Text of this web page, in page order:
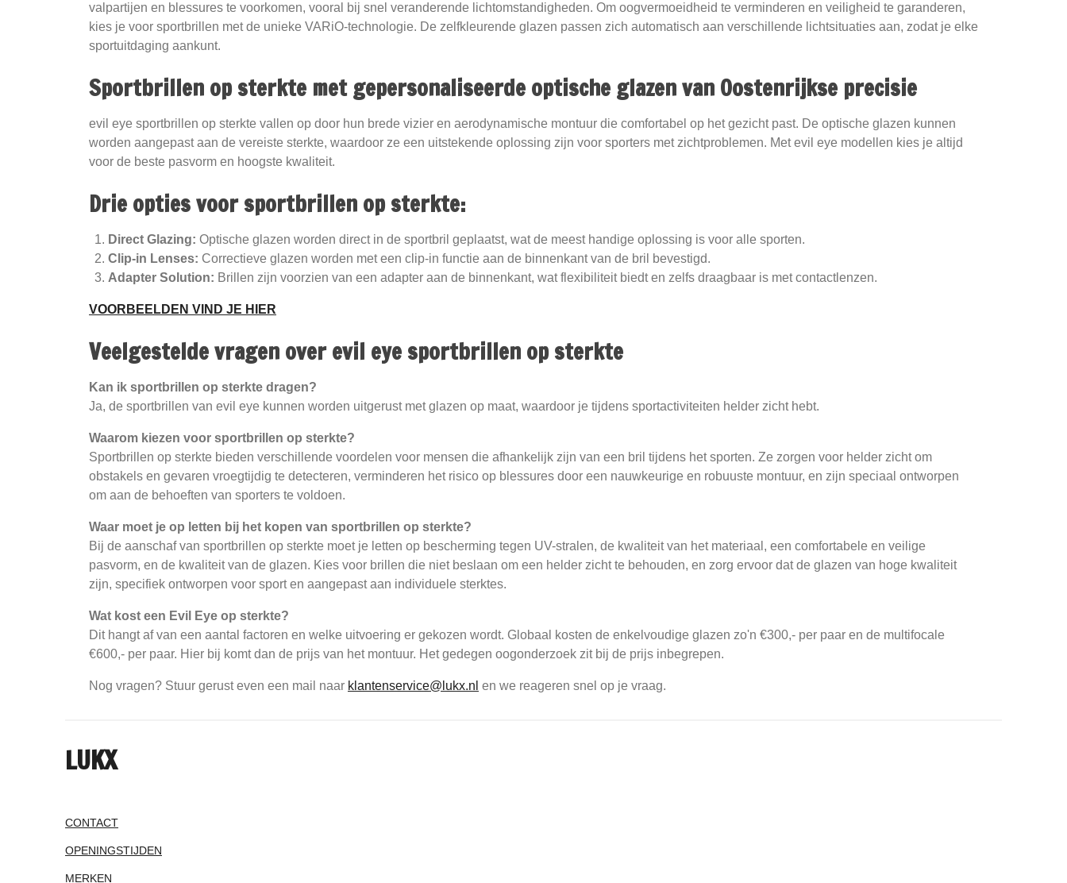
valpartijen en blessures te voorkomen, vooral bij snel veranderende lichtomstandigheden. Om oogvermoeidheid te verminderen en veiligheid te garanderen,
kies je voor sportbrillen met de unieke VARiO-technologie. De zelfkleurende glazen passen zich automatisch aan verschillende lichtsituaties aan, zodat je elke
sportuitdaging aankunt.
Sportbrillen op sterkte met gepersonaliseerde optische glazen van Oostenrijkse precisie
evil eye sportbrillen op sterkte vallen op door hun brede vizier en aerodynamische montuur die comfortabel op het gezicht past. De optische glazen kunnen
worden aangepast aan de vereiste sterkte, waardoor ze een uitstekende oplossing zijn voor sporters met zichtproblemen. Met evil eye modellen kies je altijd
voor de beste pasvorm en hoogste kwaliteit.
Drie opties voor sportbrillen op sterkte:
Direct Glazing: Optische glazen worden direct in de sportbril geplaatst, wat de meest handige oplossing is voor alle sporten.
Clip-in Lenses: Correctieve glazen worden met een clip-in functie aan de binnenkant van de bril bevestigd.
Adapter Solution: Brillen zijn voorzien van een adapter aan de binnenkant, wat flexibiliteit biedt en zelfs draagbaar is met contactlenzen.
VOORBEELDEN VIND JE HIER
Veelgestelde vragen over evil eye sportbrillen op sterkte
Kan ik sportbrillen op sterkte dragen?
Ja, de sportbrillen van evil eye kunnen worden uitgerust met glazen op maat, waardoor je tijdens sportactiviteiten helder zicht hebt.
Waarom kiezen voor sportbrillen op sterkte?
Sportbrillen op sterkte bieden verschillende voordelen voor mensen die afhankelijk zijn van een bril tijdens het sporten. Ze zorgen voor helder zicht om
obstakels en gevaren vroegtijdig te detecteren, verminderen het risico op blessures door een nauwkeurige en robuuste montuur, en zijn speciaal ontworpen
om aan de behoeften van sporters te voldoen.
Waar moet je op letten bij het kopen van sportbrillen op sterkte?
Bij de aanschaf van sportbrillen op sterkte moet je letten op bescherming tegen UV-stralen, de kwaliteit van het materiaal, een comfortabele en veilige
pasvorm, en de kwaliteit van de glazen. Kies voor brillen die niet beslaan om een helder zicht te behouden, en zorg ervoor dat de glazen van hoge kwaliteit
zijn, specifiek ontworpen voor sport en aangepast aan individuele sterktes.
Wat kost een Evil Eye op sterkte?
Dit hangt af van een aantal factoren en welke uitvoering er gekozen wordt. Globaal kosten de enkelvoudige glazen zo'n €300,- per paar en de multifocale
€600,- per paar. Hier bij komt dan de prijs van het montuur. Het gedegen oogonderzoek zit bij de prijs inbegrepen.
Nog vragen? Stuur gerust even een mail naar klantenservice@lukx.nl en we reageren snel op je vraag.
LUKX
CONTACT
OPENINGSTIJDEN
MERKEN